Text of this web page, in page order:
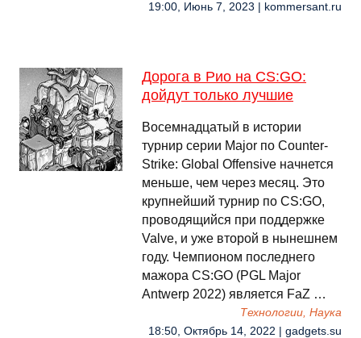
19:00, Июнь 7, 2023 | kommersant.ru
Дорога в Рио на CS:GO:
дойдут только лучшие
Восемнадцатый в истории
турнир серии Major по Counter-
Strike: Global Offensive начнется
меньше, чем через месяц. Это
крупнейший турнир по CS:GO,
проводящийся при поддержке
Valve, и уже второй в нынешнем
году. Чемпионом последнего
мажора CS:GO (PGL Major
Antwerp 2022) является FaZ …
Технологии, Наука
18:50, Октябрь 14, 2022 | gadgets.su